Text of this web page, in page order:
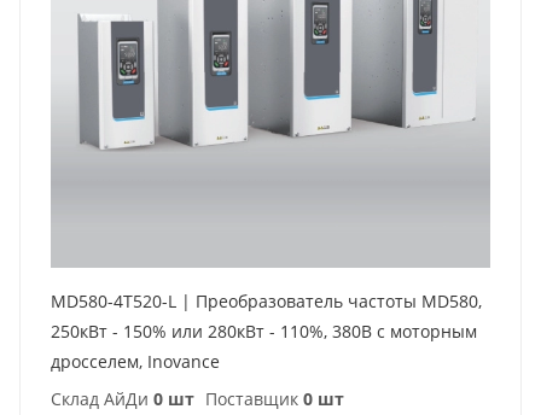
MD580-4T520-L | Преобразователь частоты MD580,
250кВт - 150% или 280кВт - 110%, 380В с моторным
дросселем, Inovance
Склад АйДи 0 шт Поставщик 0 шт